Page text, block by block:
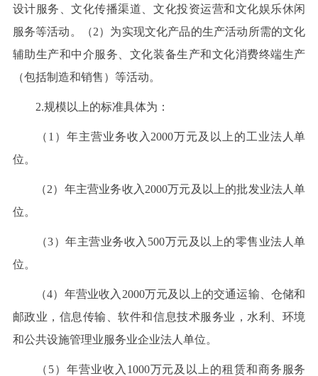
设计服务、文化传播渠道、文化投资运营和文化娱乐休闲
服务等活动。（2）为实现文化产品的生产活动所需的文化
辅助生产和中介服务、文化装备生产和文化消费终端生产
（包括制造和销售）等活动。
2.规模以上的标准具体为：
（1）年主营业务收入2000万元及以上的工业法人单
位。
（2）年主营业务收入2000万元及以上的批发业法人单
位。
（3）年主营业务收入500万元及以上的零售业法人单
位。
（4）年营业收入2000万元及以上的交通运输、仓储和
邮政业，信息传输、软件和信息技术服务业，水利、环境
和公共设施管理业服务业企业法人单位。
（5）年营业收入1000万元及以上的租赁和商务服务